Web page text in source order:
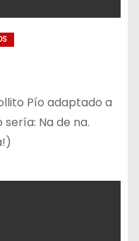
Pío adaptado a
Na de na.